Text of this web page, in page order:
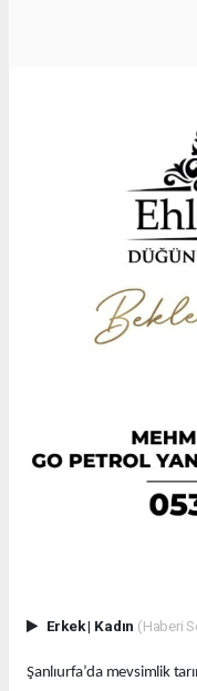
Erkek| Kadın (Haberi
Şanlıurfa’da mevsimlik